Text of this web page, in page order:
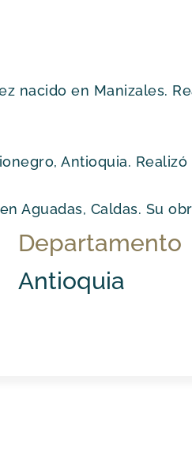
nacido en Manizales.
Antioquia.
Aguadas, Caldas. Su
Departamento
Antioquia